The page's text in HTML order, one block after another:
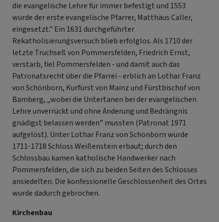
die evangelische Lehre für immer befestigt und 1553
wurde der erste evangelische Pfarrer, Matthäus Caller,
eingesetzt.” Ein 1631 durchgeführter
Rekatholisierungsversuch blieb erfolglos. Als 1710 der
letzte Truchseß von Pommersfelden, Friedrich Ernst,
verstarb, fiel Pommersfelden - und damit auch das
Patronatsrecht über die Pfarrei - erblich an Lothar Franz
von Schönborn, Kurfürst von Mainz und Fürstbischof von
Bamberg, „wobei die Untertanen bei der evangelischen
Lehre unverrückt und ohne Änderung und Bedrängnis
gnädigst belassen werden” mussten (Patronat 1971
aufgelöst). Unter Lothar Franz von Schönborn wurde
1711-1718 Schloss Weißenstein erbaut; durch den
Schlossbau kamen katholische Handwerker nach
Pommersfelden, die sich zu beiden Seiten des Schlosses
ansiedelten. Die konfessionelle Geschlossenheit des Ortes
wurde dadurch gebrochen.
Kirchenbau